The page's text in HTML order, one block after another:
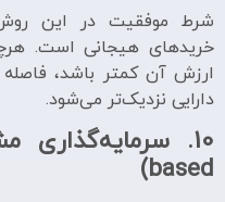
شرط موفقیت در این
خریدهای هیجانی است.
ارزش آن کمتر باشد،
دارایی نزدیک‌تر می‌شود.
10.
based)